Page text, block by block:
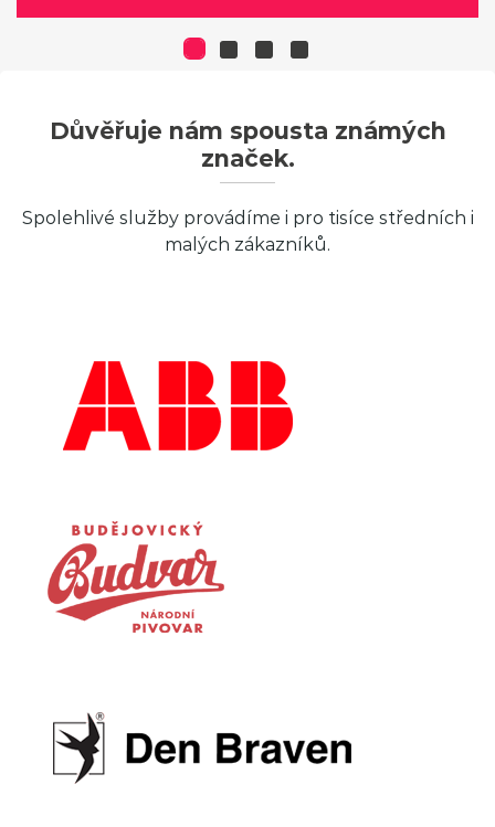
Důvěřuje nám spousta známých
značek.
Spolehlivé služby provádíme i pro tisíce středních i
malých zákazníků.